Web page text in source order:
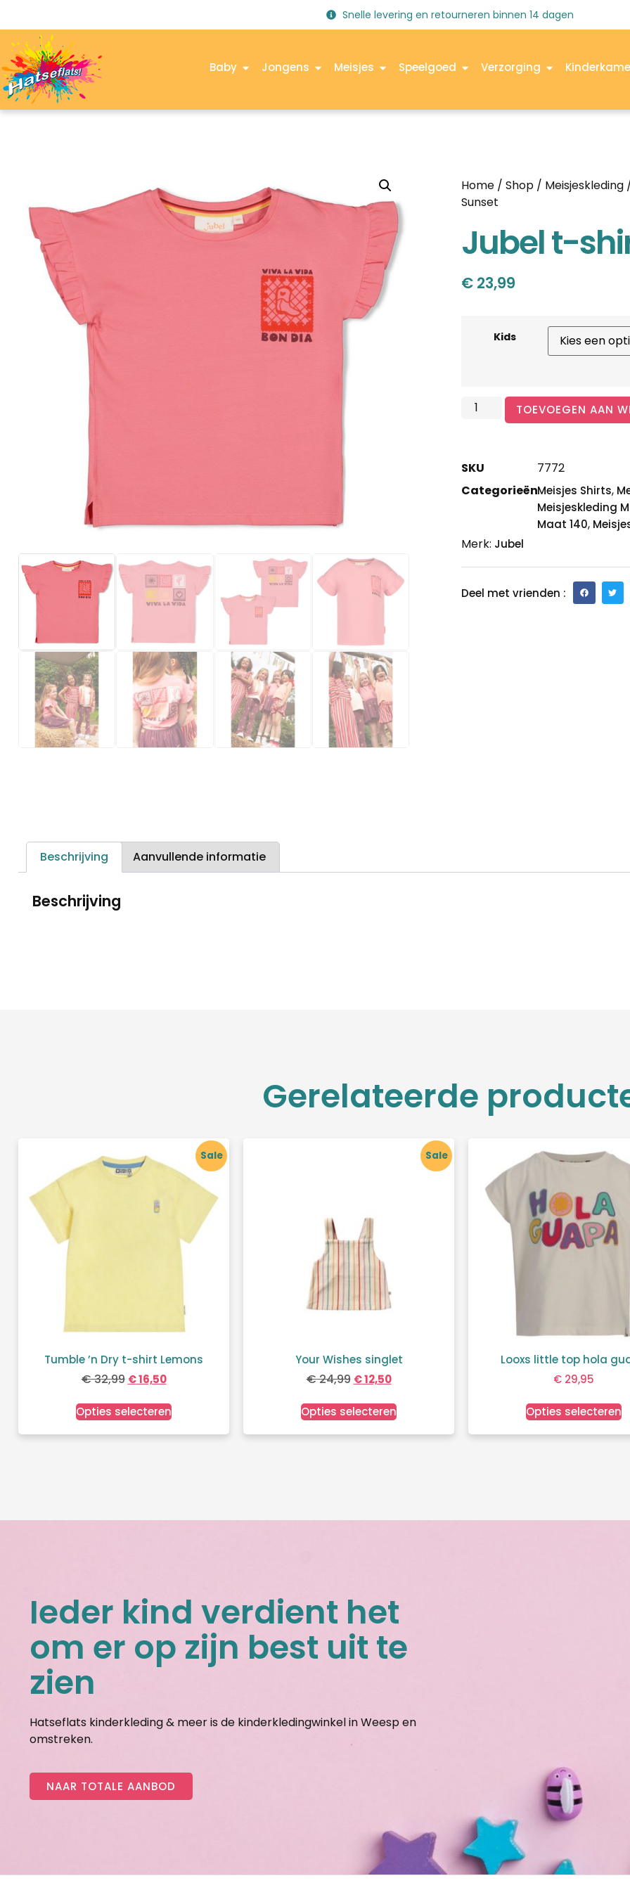
Snelle levering en retourneren binnen 14 dagen
Baby Jongens Meisjes Speelgoed Verzorging
Home / Shop / Meisjeskleding
Sunset
Jubel t-
€ 23,99
Kids
TOEVOEGEN AAN
SKU
7772
CategorieënMeisjes Shirts,
Meisjeskleding
Maat 140,
Merk: Jubel
Deel met vrienden :
Beschrijving Aanvullende informatie
Beschrijving
Gerelateerde
Sale
Tumble ’n Dry t-shirt Lemons
€32,99 €16,50
Opties selecteren
Sale
Your Wishes singlet
€24,99 €12,50
Opties selecteren
Looxs little top hola
€ 29,95
Opties selecteren
Ieder kind verdient het
om er op zijn best uit te
zien
Hatseflats kinderkleding & meer is de kinderkledingwinkel in Weesp en
omstreken.
NAAR TOTALE AANBOD